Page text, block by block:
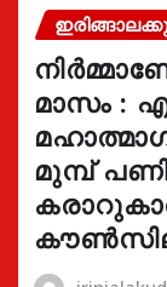
മാസം :
മുമ്പ്